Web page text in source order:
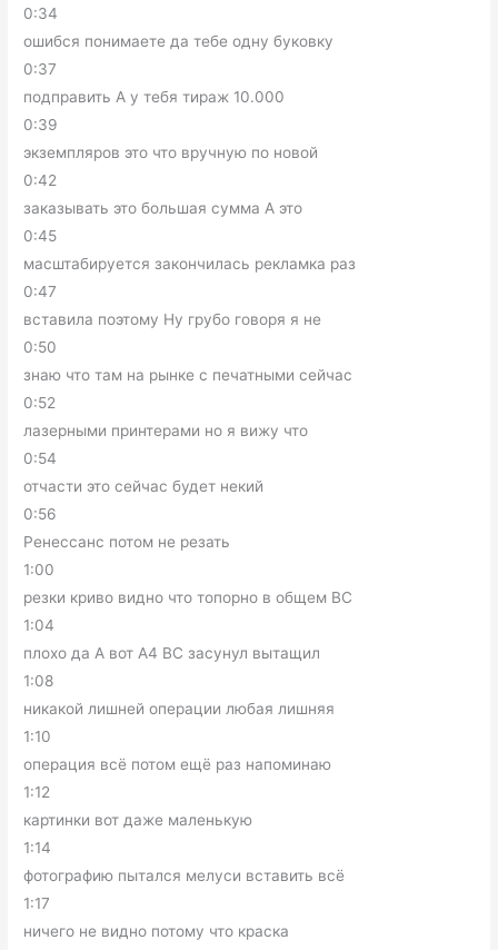
0:34
ошибся понимаете да тебе одну буковку
0:37
подправить А у тебя тираж 10.000
0:39
экземпляров это что вручную по новой
0:42
заказывать это большая сумма А это
0:45
масштабируется закончилась рекламка раз
0:47
вставила поэтому Ну грубо говоря я не
0:50
знаю что там на рынке с печатными сейчас
0:52
лазерными принтерами но я вижу что
0:54
отчасти это сейчас будет некий
0:56
Ренессанс потом не резать
1:00
резки криво видно что топорно в общем ВС
1:04
плохо да А вот А4 ВС засунул вытащил
1:08
никакой лишней операции любая лишняя
1:10
операция всё потом ещё раз напоминаю
1:12
картинки вот даже маленькую
1:14
фотографию пытался мелуси вставить всё
1:17
ничего не видно потому что краска